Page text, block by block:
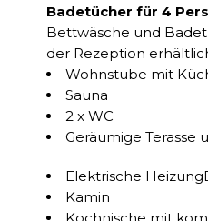
Badetücher für 4
Bettwäsche und
der Rezeption
Wohnstube mit
Sauna
2 x WC
Geräumige Terasse
Elektrische
Kamin